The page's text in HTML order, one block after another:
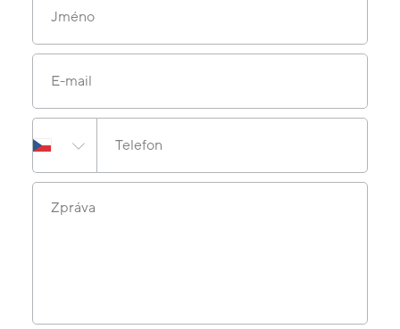
Jméno
E-mail
Telefon
Zpráva